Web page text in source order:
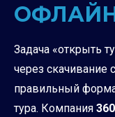
Задача «открыть
через скачивание
правильный
тура. Компания